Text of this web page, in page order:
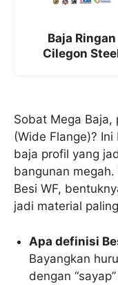
Baja Ringan
Cilegon
Sobat Mega Baja,
(Wide Flange)?
baja profil yang
bangunan
Besi WF,
jadi material
Apa definisi
Bayangkan
dengan